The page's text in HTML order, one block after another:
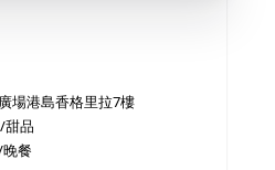
場港島香格里拉7樓
甜品
餐